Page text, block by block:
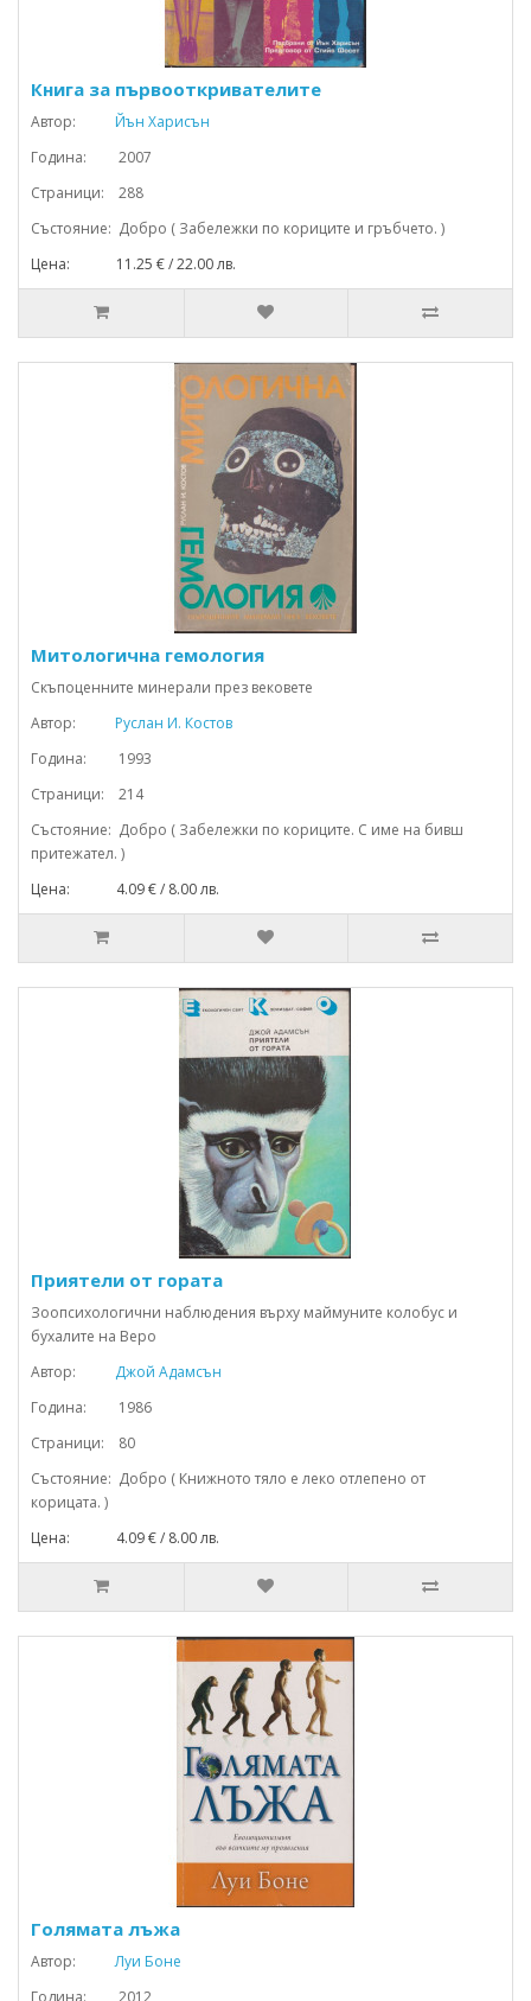
Книга за първооткривателите
Автор:
Йън Харисън
Година: 2007
Страници: 288
Състояние: Добро ( Забележки по кориците и гръбчето. )
Цена: 11.25 € / 22.00 лв.
Митологична гемология
Скъпоценните минерали през вековете
Автор:
Руслан И. Костов
Година: 1993
Страници: 214
Състояние: Добро ( Забележки по кориците. С име на бивш
притежател. )
Цена: 4.09 € / 8.00 лв.
Приятели от гората
Зоопсихологични наблюдения върху маймуните колобус и
бухалите на Веро
Автор:
Джой Адамсън
Година: 1986
Страници: 80
Състояние: Добро ( Книжното тяло е леко отлепено от
корицата. )
Цена: 4.09 € / 8.00 лв.
Голямата лъжа
Автор:
Луи Боне
Година: 2012